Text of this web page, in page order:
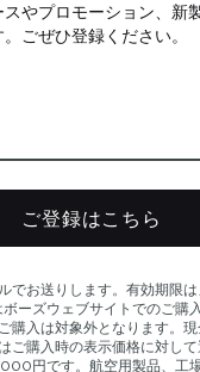
再生品
ティ クッキーに関す
やプロモーション、新
ごぜひ登録ください。
ご登録はこちら
でお送りします。有効期限
ーズウェブサイトでのご購
購入は対象外となります。
ご購入時の表示価格に対し
円です。航空用製品、工